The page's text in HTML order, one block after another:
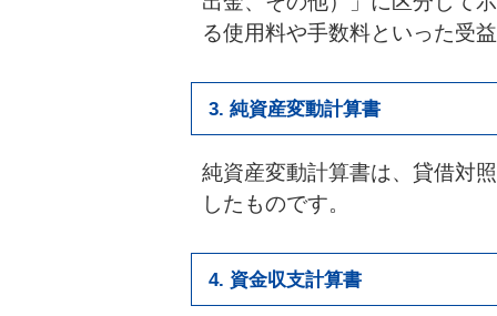
る使用料や手数料といった受
3. 純資産変動計算書
純資産変動計算書は、貸借対
したものです。
4. 資金収支計算書